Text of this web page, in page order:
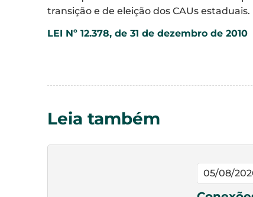
transição e de eleição dos CAUs estaduais.
LEI Nº 12.378, de 31 de dezembro de 2010
Leia também
05/08/